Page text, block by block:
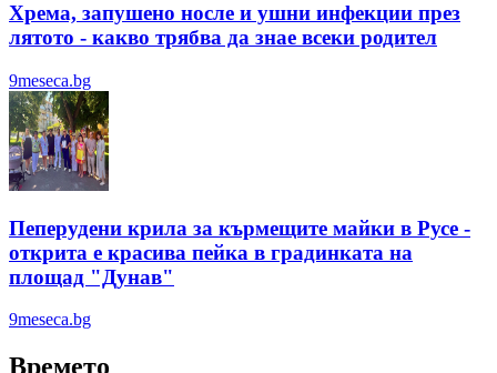
Хрема, запушено носле и ушни инфекции през
лятотo - какво трябва да знае всеки родител
9meseca.bg
Пеперудени крила за кърмещите майки в Русе -
открита е красива пейка в градинката на
площад "Дунав"
9meseca.bg
Времето